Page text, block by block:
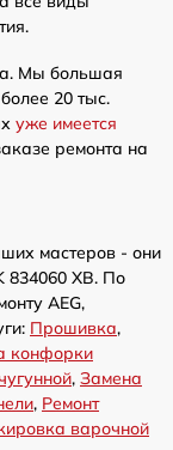
Мы большая
20 тыс.
уже имеется
ремонта на
мастеров - они
834060 XB. По
AEG,
Прошивка,
конфорки
, Замена
, Ремонт
варочной